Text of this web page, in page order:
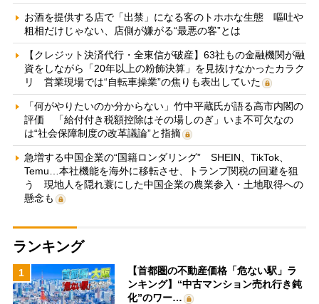
お酒を提供する店で「出禁」になる客のトホホな生態 嘔吐や
粗相だけじゃない、店側が嫌がる“最悪の客”とは
【クレジット決済代行・全東信が破産】63社もの金融機関が融
資をしながら「20年以上の粉飾決算」を見抜けなかったカラク
リ 営業現場では“自転車操業”の焦りも表出していた
「何がやりたいのか分からない」竹中平蔵氏が語る高市内閣の
評価 「給付付き税額控除はその場しのぎ」いま不可欠なの
は“社会保障制度の改革議論”と指摘
急増する中国企業の“国籍ロンダリング” SHEIN、TikTok、
Temu…本社機能を海外に移転させ、トランプ関税の回避を狙
う 現地人を隠れ蓑にした中国企業の農業参入・土地取得への
懸念も
ランキング
1
【首都圏の不動産価格「危ない駅」ラ
ンキング】“中古マンション売れ行き鈍
化”のワー…